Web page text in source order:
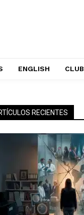
ENGLISH CLUB
RECIENTES